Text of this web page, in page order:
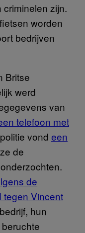
zijn.
worden
bedrijven
Britse
werd
van
telefoon met
vond een
de
de
tegen Vincent
hun